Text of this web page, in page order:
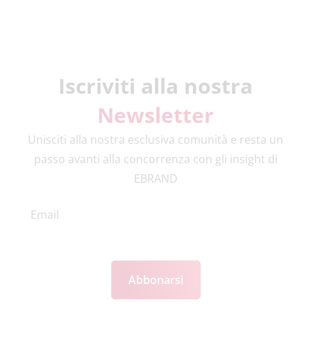
Iscriviti alla nostra
Newsletter
Unisciti alla nostra esclusiva comunità e resta un
passo avanti alla concorrenza con gli insight di
EBRAND
Abbonarsi